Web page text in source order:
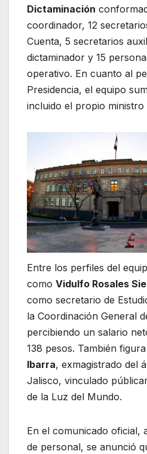
Dictaminación
coordinador, 12
Cuenta, 5 secretarios
dictaminador y 15
operativo. En cuanto al
Presidencia, el equipo
incluido el propio ministro
Entre los perfiles del
como Vidulfo Rosales
como secretario de
la Coordinación General
percibiendo un salario
138 pesos. También figura
Ibarra, exmagistrado del
Jalisco, vinculado
de la Luz del Mundo.
En el comunicado oficial,
de personal, se anunció